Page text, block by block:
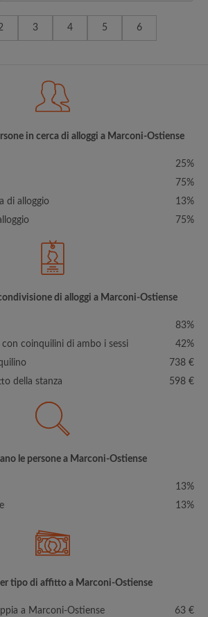
3 4 5 6
in cerca di alloggi a Marconi-Ostiense
25%
75%
di alloggio
13%
75%
di alloggi a Marconi-Ostiense
83%
coinquilini di ambo i sessi
42%
738 €
della stanza
598 €
le persone a Marconi-Ostiense
13%
13%
tipo di affitto a Marconi-Ostiense
a Marconi-Ostiense
63 €